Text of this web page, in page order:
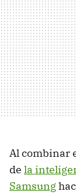
Al combinar
de la
Samsung